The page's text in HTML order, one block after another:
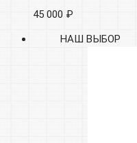
45 000 ₽
НАШ ВЫБОР